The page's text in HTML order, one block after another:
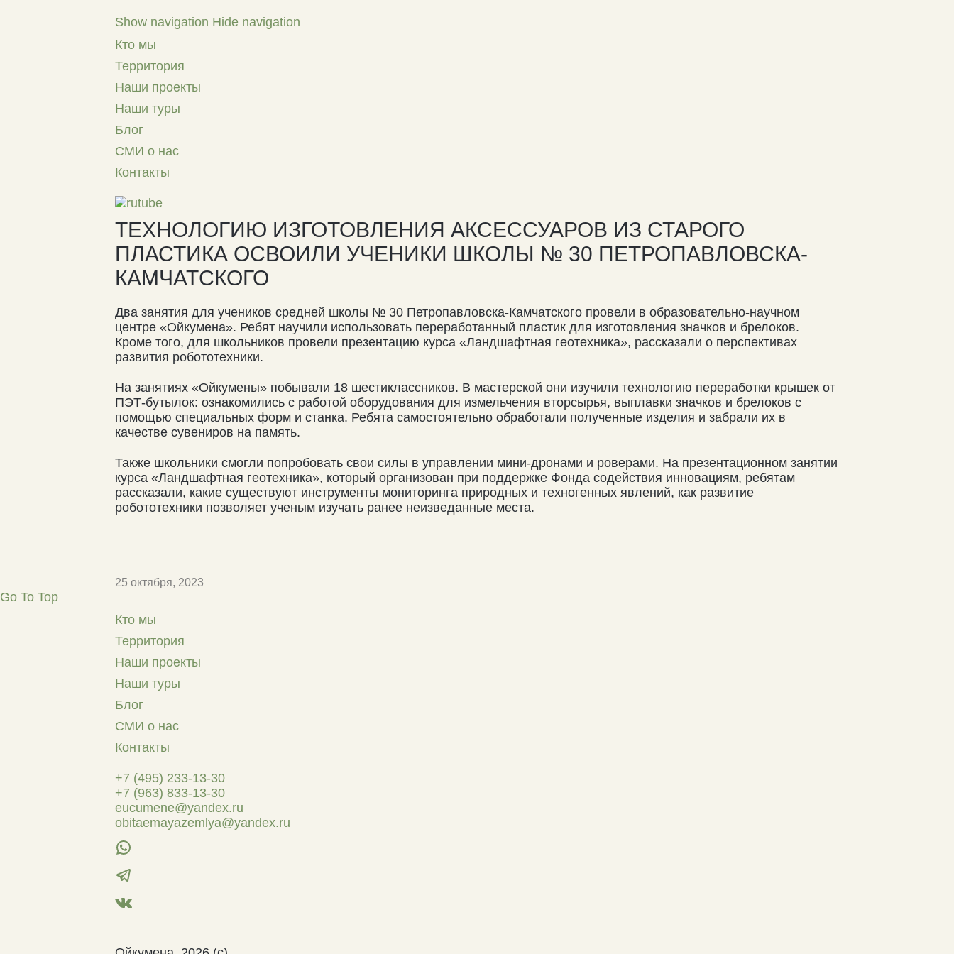
Show navigation Hide navigation
Кто мы
Территория
Наши проекты
Наши туры
Блог
СМИ о нас
Контакты
ТЕХНОЛОГИЮ ИЗГОТОВЛЕНИЯ АКСЕССУАРОВ ИЗ СТАРОГО
ПЛАСТИКА ОСВОИЛИ УЧЕНИКИ ШКОЛЫ № 30 ПЕТРОПАВЛОВСКА-
КАМЧАТСКОГО
Два занятия для учеников средней школы № 30 Петропавловска-Камчатского провели в образовательно-научном
центре «Ойкумена». Ребят научили использовать переработанный пластик для изготовления значков и брелоков.
Кроме того, для школьников провели презентацию курса «Ландшафтная геотехника», рассказали о перспективах
развития робототехники.
На занятиях «Ойкумены» побывали 18 шестиклассников. В мастерской они изучили технологию переработки крышек от
ПЭТ-бутылок: ознакомились с работой оборудования для измельчения вторсырья, выплавки значков и брелоков с
помощью специальных форм и станка. Ребята самостоятельно обработали полученные изделия и забрали их в
качестве сувениров на память.
Также школьники смогли попробовать свои силы в управлении мини-дронами и роверами. На презентационном занятии
курса «Ландшафтная геотехника», который организован при поддержке Фонда содействия инновациям, ребятам
рассказали, какие существуют инструменты мониторинга природных и техногенных явлений, как развитие
робототехники позволяет ученым изучать ранее неизведанные места.
25 октября, 2023
Go To Top
Кто мы
Территория
Наши проекты
Наши туры
Блог
СМИ о нас
Контакты
+7 (495) 233-13-30
+7 (963) 833-13-30
eucumene@yandex.ru
obitaemayazemlya@yandex.ru